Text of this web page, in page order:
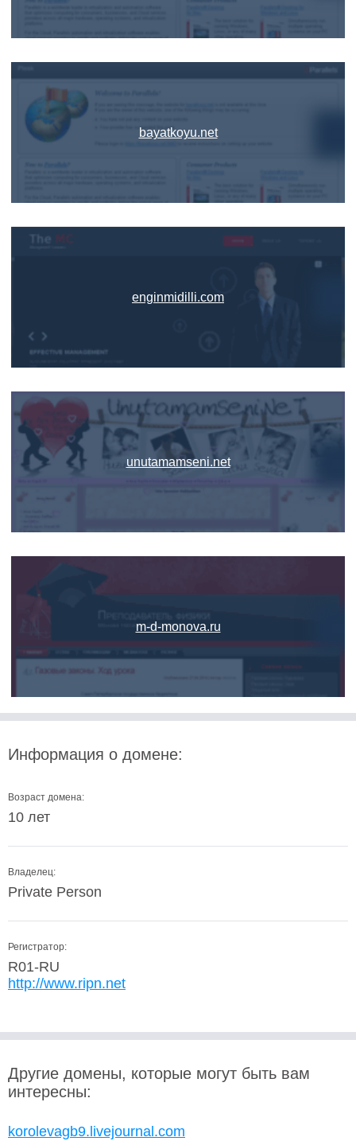
bayatkoyu.net
enginmidilli.com
unutamamseni.net
m-d-monova.ru
Информация о домене:
Возраст домена:
10 лет
Владелец:
Private Person
Регистратор:
R01-RU
http://www.ripn.net
Другие домены, которые могут быть вам
интересны:
korolevagb9.livejournal.com